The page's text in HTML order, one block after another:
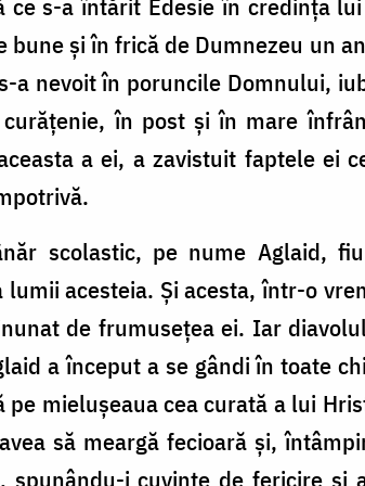
s-a întărit Edesie în credința
și în frică de Dumnezeu un
nevoit în poruncile Domnului,
în post și în mare
a ei, a zavistuit faptele ei
scolastic, pe nume Aglaid,
acesteia. Și acesta, într-o
de frumusețea ei. Iar
a început a se gândi în toate
pe mielușeaua cea curată a lui
să meargă fecioară și,
spunându-i cuvinte de fericire și